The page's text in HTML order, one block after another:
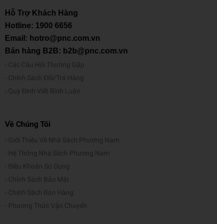
Hỗ Trợ Khách Hàng
Hotline: 1900 6656
Email: hotro@pnc.com.vn
Bán hàng B2B: b2b@pnc.com.vn
Các Câu Hỏi Thường Gặp
Chính Sách Đổi/Trả Hàng
Quy Định Viết Bình Luận
Về Chúng Tôi
Giới Thiệu Về Nhà Sách Phương Nam
Hệ Thống Nhà Sách Phương Nam
Điều Khoản Sử Dụng
Chính Sách Bảo Mật
Chính Sách Bán Hàng
Phương Thức Vận Chuyển